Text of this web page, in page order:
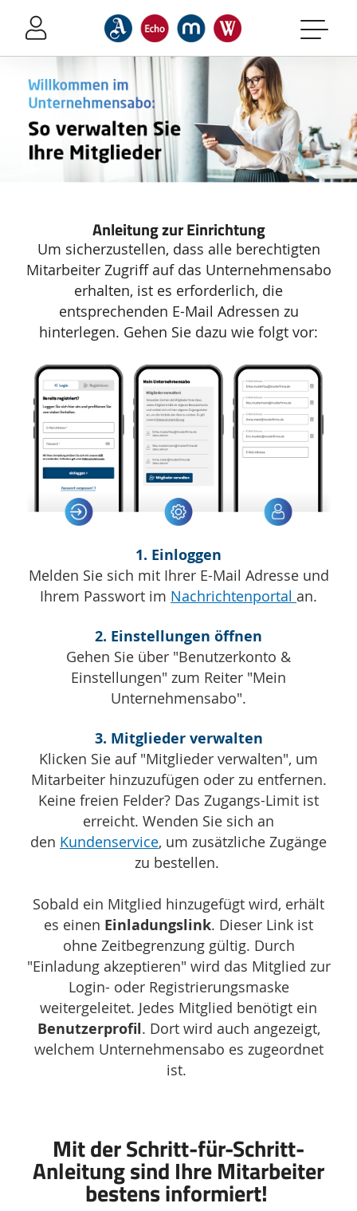
Sprung-
Navigation
direkt
Header
Inhalt
Footer
Anleitung zur Einrichtung
Um sicherzustellen, dass alle berechtigten
Mitarbeiter Zugriff auf das Unternehmensabo
erhalten, ist es erforderlich, die
entsprechenden E-Mail Adressen zu
hinterlegen. Gehen Sie dazu wie folgt vor:
1. Einloggen
Melden Sie sich mit Ihrer E-Mail Adresse und
Ihrem Passwort im Nachrichtenportal an.
2. Einstellungen öffnen
Gehen Sie über "Benutzerkonto &
Einstellungen" zum Reiter "Mein
Unternehmensabo".
3. Mitglieder verwalten
Klicken Sie auf "Mitglieder verwalten", um
Mitarbeiter hinzuzufügen oder zu entfernen.
Keine freien Felder? Das Zugangs-Limit ist
erreicht. Wenden Sie sich an
den Kundenservice, um zusätzliche Zugänge
zu bestellen.
Sobald ein Mitglied hinzugefügt wird, erhält
es einen Einladungslink. Dieser Link ist
ohne Zeitbegrenzung gültig. Durch
"Einladung akzeptieren" wird das Mitglied zur
Login- oder Registrierungsmaske
weitergeleitet. Jedes Mitglied benötigt ein
Benutzerprofil. Dort wird auch angezeigt,
welchem Unternehmensabo es zugeordnet
ist.
Bereich
Mit der Schritt-für-Schritt-
Anleitung sind Ihre Mitarbeiter
bestens informiert!